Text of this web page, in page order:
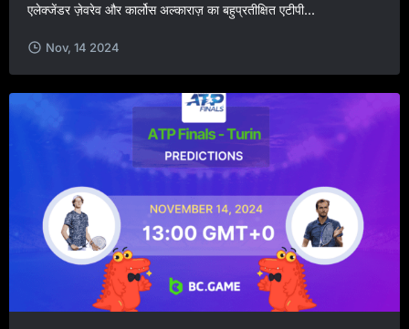
एलेक्जेंडर ज़ेवरेव और कार्लोस अल्काराज़ का बहुप्रतीक्षित एटीपी...
Nov, 14 2024